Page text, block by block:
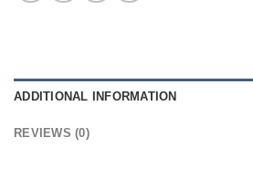
ADDITIONAL INFORMATION
REVIEWS (0)